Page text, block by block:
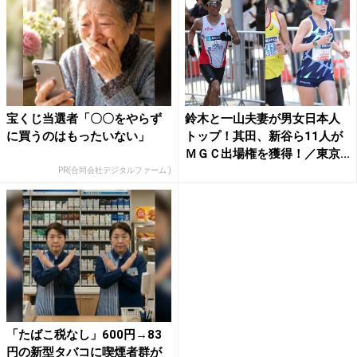
宝くじ当選者「〇〇をやらず
に買うのはもったいない」
PR(合同会社デジタルファーム )
鈴木と一山夫妻が男女日本人
トップ！其田、新谷ら11人が
ＭＧＣ出場権を獲得！／東京...
「たばこ税なし」600円→83
円の新型タバコに喫煙者群が